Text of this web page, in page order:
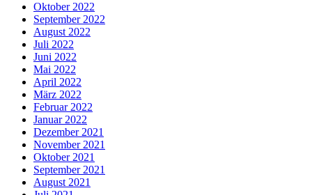
Oktober 2022
September 2022
August 2022
Juli 2022
Juni 2022
Mai 2022
April 2022
März 2022
Februar 2022
Januar 2022
Dezember 2021
November 2021
Oktober 2021
September 2021
August 2021